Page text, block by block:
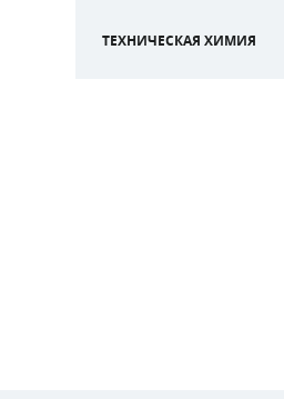
ТЕХНИЧЕСКАЯ ХИМИЯ